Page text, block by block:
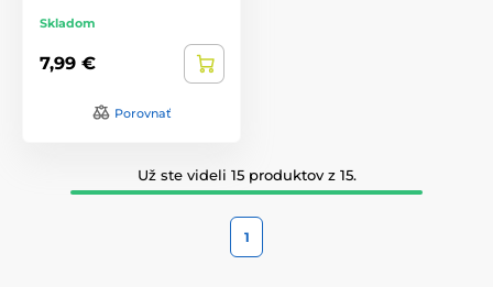
Skladom
7,99 €
Porovnať
Už ste videli 15 produktov z 15.
1